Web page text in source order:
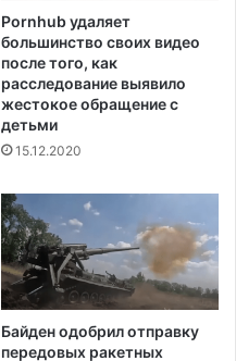
Pornhub удаляет
большинство своих видео
после того, как
расследование выявило
жестокое обращение с
детьми
15.12.2020
Байден одобрил отправку
передовых ракетных